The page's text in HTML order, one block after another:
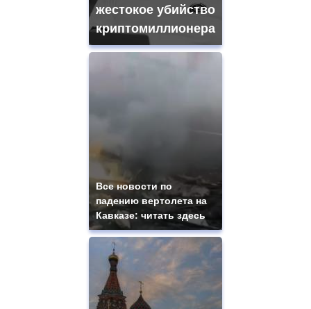
жестокое убийство
криптомиллионера
Все новости по
падению вертолета на
Кавказе: читать здесь